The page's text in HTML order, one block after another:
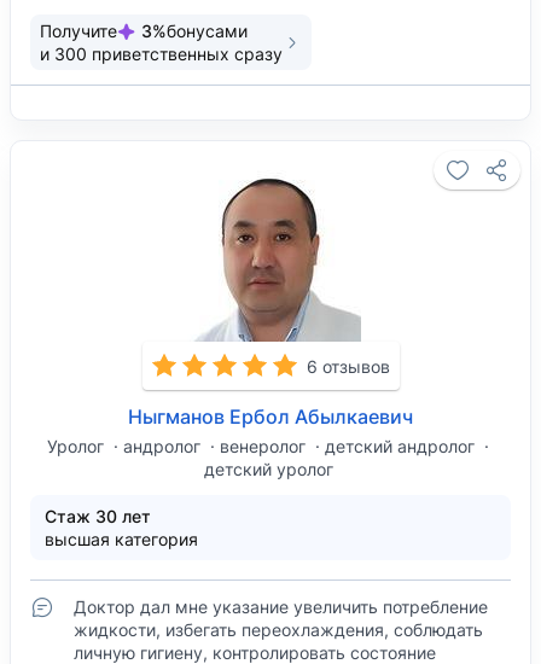
Получите 3%бонусами
и 300 приветственных сразу
6 отзывов
Ныгманов Ербол Абылкаевич
Уролог андролог венеролог
детский андролог
детский уролог
Стаж 30 лет
высшая категория
Доктор дал мне указание увеличить потребление
жидкости, избегать переохлаждения, соблюдать
личную гигиену, контролировать состояние